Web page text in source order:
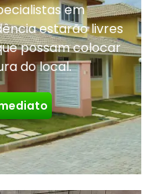
em
estarão livres
possam colocar
do local.